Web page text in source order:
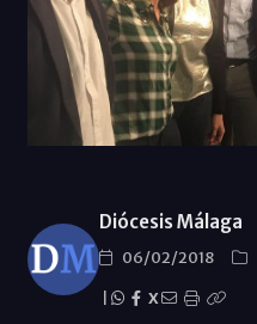
Diócesis Málaga
06/02/2018
X